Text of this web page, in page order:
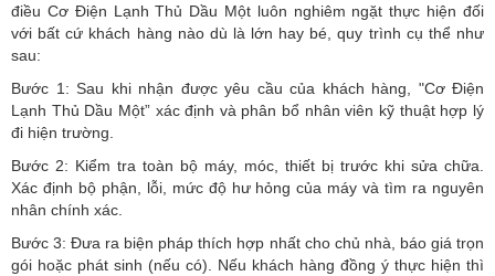
điều Cơ Điện Lạnh Thủ Dầu Một luôn nghiêm ngặt thực hiện đối
với bất cứ khách hàng nào dù là lớn hay bé, quy trình cụ thể như
sau:
Bước 1: Sau khi nhận được yêu cầu của khách hàng, "Cơ Điện
Lạnh Thủ Dầu Một” xác định và phân bổ nhân viên kỹ thuật hợp lý
đi hiện trường.
Bước 2: Kiểm tra toàn bộ máy, móc, thiết bị trước khi sửa chữa.
Xác định bộ phận, lỗi, mức độ hư hỏng của máy và tìm ra nguyên
nhân chính xác.
Bước 3: Đưa ra biện pháp thích hợp nhất cho chủ nhà, báo giá trọn
gói hoặc phát sinh (nếu có). Nếu khách hàng đồng ý thực hiện thì